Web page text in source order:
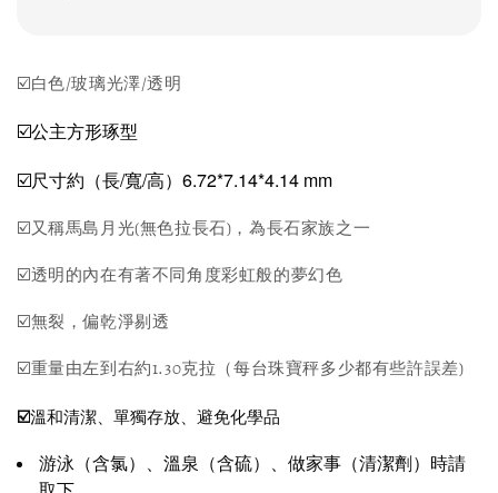
☑️白色/玻璃光澤/透明
☑️公主方形琢型
☑️尺寸約（長/寬/高）6.72*7.14*4.14 mm
☑️又稱馬島月光(無色拉長石)，為長石家族之一
☑️透明的內在有著不同角度彩虹般的夢幻色
☑️無裂，偏乾淨剔透
☑️重量由左到右約1.30克拉（每台珠寶秤多少都有些許誤差)
☑️溫和清潔、單獨存放、避免化學品
游泳（含氯）、溫泉（含硫）、做家事（清潔劑）時請